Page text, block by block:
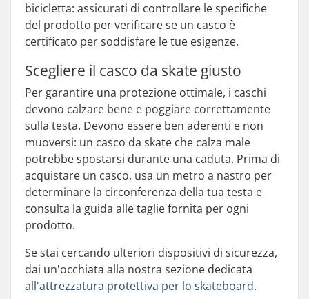
bicicletta: assicurati di controllare le specifiche
del prodotto per verificare se un casco è
certificato per soddisfare le tue esigenze.
Scegliere il casco da skate giusto
Per garantire una protezione ottimale, i caschi
devono calzare bene e poggiare correttamente
sulla testa. Devono essere ben aderenti e non
muoversi: un casco da skate che calza male
potrebbe spostarsi durante una caduta. Prima di
acquistare un casco, usa un metro a nastro per
determinare la circonferenza della tua testa e
consulta la guida alle taglie fornita per ogni
prodotto.
Se stai cercando ulteriori dispositivi di sicurezza,
dai un'occhiata alla nostra sezione dedicata
all'attrezzatura protettiva per lo skateboard.